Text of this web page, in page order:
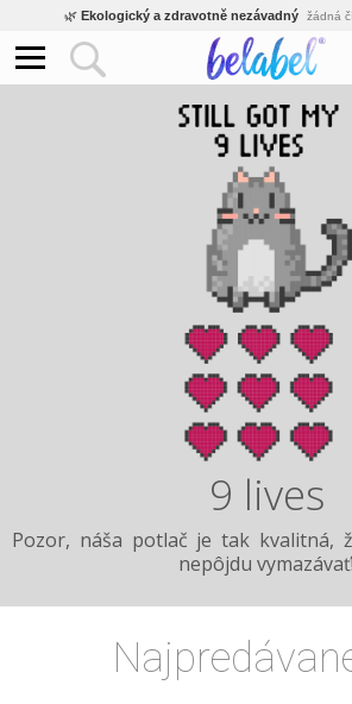
🌿 Ekologický a zdravotně nezávadný žádná
Inovativní výroba vlastní vývoj,
Rychlé dodání expedujeme do
Výhodné pro firmy velké
Kvalita pod kontrolou jsme přímý výrobce,
Eshop s tradicí od roku 2010
9 lives
Pozor, náša potlač je tak kvalitná,
nepôjdu vymazávať!